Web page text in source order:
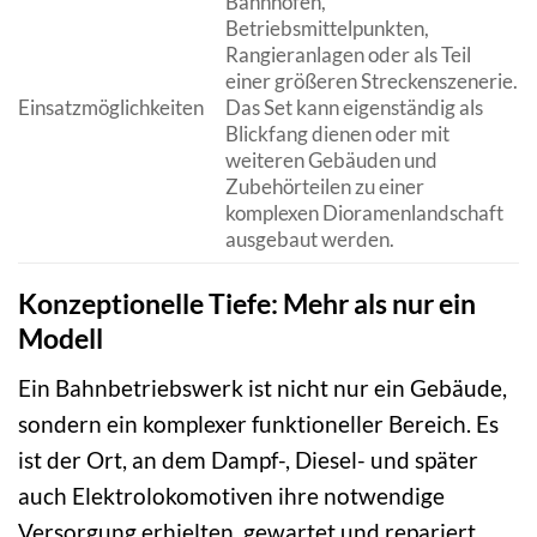
Einsatzmöglichkeiten
Betriebsmittelpunkten,
Rangieranlagen oder als Teil
einer größeren Streckenszenerie.
Das Set kann eigenständig als
Blickfang dienen oder mit
weiteren Gebäuden und
Zubehörteilen zu einer
komplexen Dioramenlandschaft
ausgebaut werden.
Konzeptionelle Tiefe: Mehr als nur ein
Modell
Ein Bahnbetriebswerk ist nicht nur ein Gebäude,
sondern ein komplexer funktioneller Bereich. Es
ist der Ort, an dem Dampf-, Diesel- und später
auch Elektrolokomotiven ihre notwendige
Versorgung erhielten, gewartet und repariert